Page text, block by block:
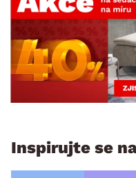
Inspirujte se